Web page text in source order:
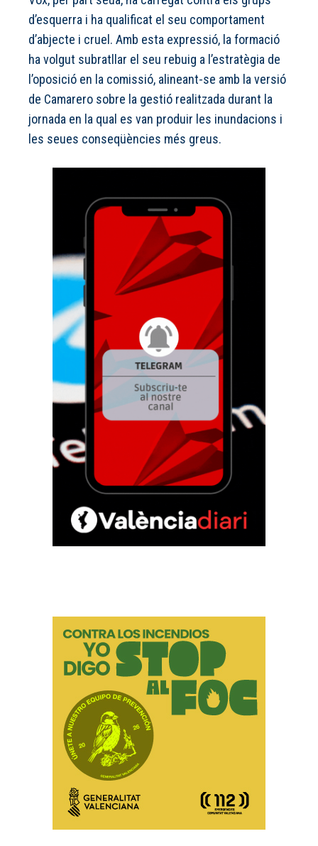
d’esquerra i ha qualificat el seu comportament
d’abjecte i cruel. Amb esta expressió, la formació
ha volgut subratllar el seu rebuig a l’estratègia de
l’oposició en la comissió, alineant-se amb la versió
de Camarero sobre la gestió realitzada durant la
jornada en la qual es van produir les inundacions i
les seues conseqüències més greus.